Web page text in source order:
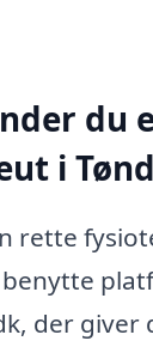
du
i
rette
der giver